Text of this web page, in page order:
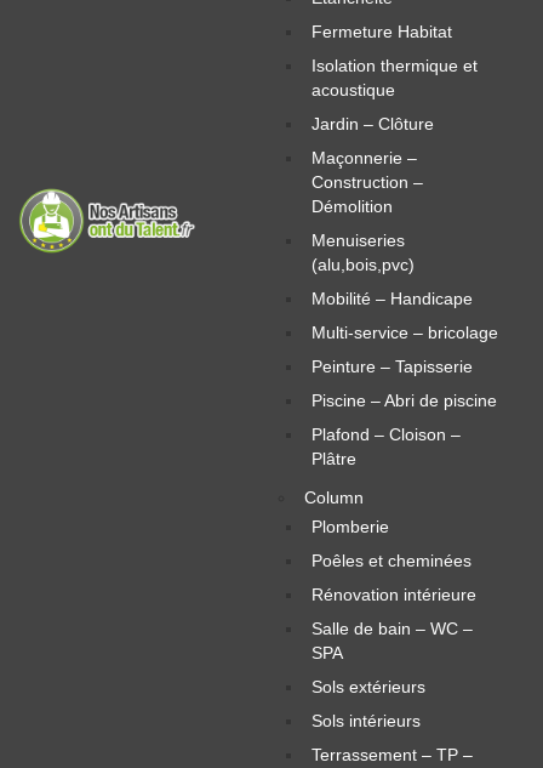
Fermeture Habitat
Isolation thermique et
acoustique
Jardin – Clôture
Maçonnerie –
Construction –
Démolition
Menuiseries
(alu,bois,pvc)
Mobilité – Handicape
Multi-service – bricolage
Peinture – Tapisserie
Piscine – Abri de piscine
Plafond – Cloison –
Plâtre
Column
Plomberie
Poêles et cheminées
Rénovation intérieure
Salle de bain – WC –
SPA
Sols extérieurs
Sols intérieurs
Terrassement – TP –